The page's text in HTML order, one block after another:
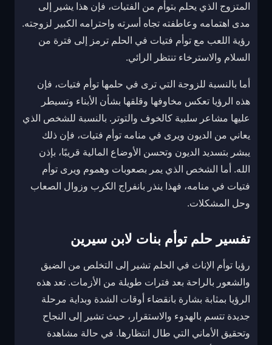
المتزوج الذي يحلم بتوأم من الفتيات، فإن هذا يشير إلى
مدى اهتمامه وعاطفته تجاه أسرته واحترامه الكبير لزوجته.
رؤية اللعب مع توأم فتيات في الحلم ترمز إلى فترة من
السلام والاسترخاء تنتظر الرائي.
أما بالنسبة للزوجة التي ترى في حلمها توأم فتيات، فإن
هذه الرؤيا تعكس مخاوفها وقلقها بشأن الأبناء وتسيطر
عليها مشاعر سلبية كالخوف والتوتر. بالنسبة للشخص الذي
يعاني من الديون ويرى في منامه توأم فتيات، فإن ذلك
يبشر بتسديد الديون وتحسن الأوضاع المالية قريبًا، بإذن
الله. أما الشخص الذي يمر بصعوبات وهموم ويرى توأم
فتيات في منامه، فهذا ينذر بانفراج الكرب وزوال الصعاب
وحل المشكلات.
تفسير حلم توأم بنات لابن سيرين
رؤيا توأم الإناث في الحلم تشير إلى التخلص من الضيق
والشعور بالراحة بعد فترات طويلة من الأزمات. تعد هذه
الرؤيا بمثابة بشارة بانقضاء أوقات الشدة وبداية مرحلة
جديدة تتسم بالهدوء والاستقرار، حيث تشير إلى النجاح
وتحقيق الأماني التي طال انتظارها. في حالة مشاهدة